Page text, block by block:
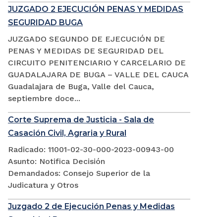
JUZGADO 2 EJECUCIÓN PENAS Y MEDIDAS
SEGURIDAD BUGA
JUZGADO SEGUNDO DE EJECUCIÓN DE
PENAS Y MEDIDAS DE SEGURIDAD DEL
CIRCUITO PENITENCIARIO Y CARCELARIO DE
GUADALAJARA DE BUGA – VALLE DEL CAUCA
Guadalajara de Buga, Valle del Cauca,
septiembre doce...
Corte Suprema de Justicia - Sala de
Casación Civil, Agraria y Rural
Radicado: 11001-02-30-000-2023-00943-00
Asunto: Notifica Decisión
Demandados: Consejo Superior de la
Judicatura y Otros
Juzgado 2 de Ejecución Penas y Medidas